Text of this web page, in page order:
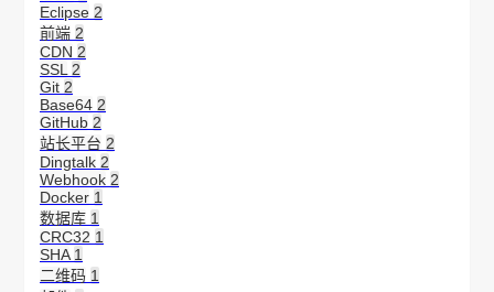
Eclipse 2
前端 2
CDN 2
SSL 2
Git 2
Base64 2
GitHub 2
站长平台 2
Dingtalk 2
Webhook 2
Docker 1
数据库 1
CRC32 1
SHA 1
二维码 1